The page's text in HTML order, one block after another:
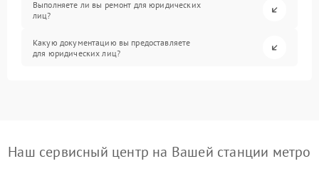
Выполняете ли вы ремонт для юридических
лиц?
Какую документацию вы предоставляете
для юридических лиц?
Наш сервисный центр на Вашей станции метро